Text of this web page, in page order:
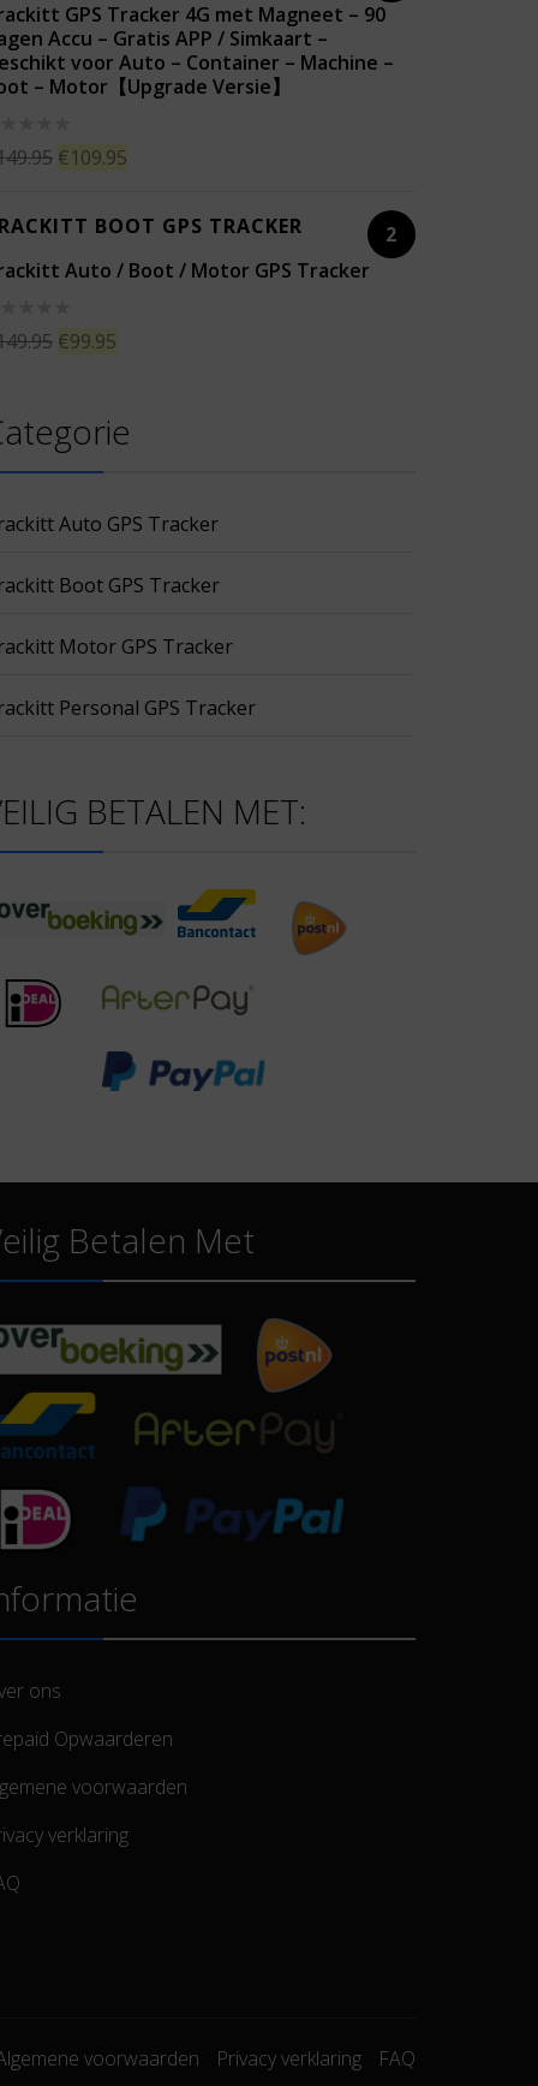
GPS Tracker 4G met Magneet – 90
Accu – Gratis APP / Simkaart –
voor Auto – Container – Machine –
– Motor【Upgrade Versie】
€109.95
BOOT GPS TRACKER
2
Auto / Boot / Motor GPS Tracker
€99.95
Auto GPS Tracker
Boot GPS Tracker
Motor GPS Tracker
Personal GPS Tracker
BETALEN MET:
Betalen Met
ons
Opwaarderen
voorwaarden
verklaring
voorwaarden Privacy verklaring FAQ